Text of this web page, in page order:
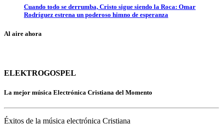
Cuando todo se derrumba, Cristo sigue siendo la Roca: Omar
Rodríguez estrena un poderoso himno de esperanza
Al aire ahora
ELEKTROGOSPEL
La mejor música Electrónica Cristiana del Momento
Éxitos de la música electrónica Cristiana